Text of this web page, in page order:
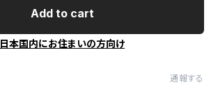
Add to cart
日本国内にお住まいの方向け
通報する